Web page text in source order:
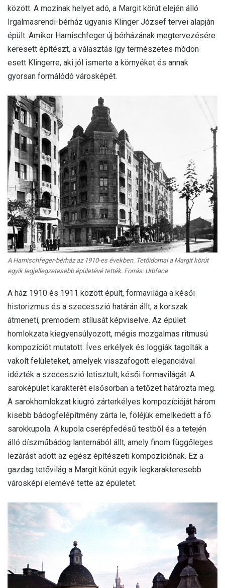
között. A mozinak helyet adó, a Margit körút elején álló
Irgalmasrendi-bérház ugyanis Klinger József tervei alapján
épült. Amikor Harnischfeger új bérházának megtervezésére
keresett építészt, a választás így természetes módon
esett Klingerre, aki jól ismerte a környéket és annak
gyorsan formálódó városképét.
A Harnischfeger-bérház az 1910-es években. Tetőidomai a Margit körút
egyik legjellegzetesebb épületévé tették. Forrás: Urbface
A ház 1910 és 1911 között épült, formavilága a késői
historizmus és a szecesszió határán állt, a korszak
átmeneti, premodern stílusát képviselve. Az épület
homlokzata kiegyensúlyozott, mégis mozgalmas ritmusú
kompozíciót mutatott. Íves erkélyek és loggiák tagolták a
vakolt felületeket, amelyek visszafogott eleganciával
idézték a szecesszió letisztult, késői formavilágát. A
saroképület karakterét elsősorban a tetőzet határozta meg.
A sarokhomlokzat kiugró zárterkélyes kompozícióját három
kisebb bádogfelépítmény zárta le, föléjük emelkedett a fő
sarokkupola. A kupola cserépfedésű testből és a tetején
álló díszműbádog lanternából állt, amely finom függőleges
lezárást adott az egész építészeti kompozíciónak. Ez a
gazdag tetővilág a Margit körút egyik legkarakteresebb
városképi elemévé tette az épületet.